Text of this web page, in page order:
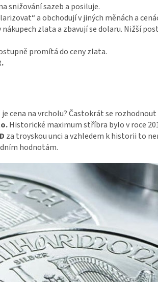
snižování sazeb a posiluje.
a obchodují v jiných měnách a
zlata a zbavují se dolaru. Nižší
promítá do ceny zlata.
cena na vrcholu? Častokrát se
Historické maximum stříbra bylo v roce
za troyskou unci a vzhledem k historii to
hodnotám.